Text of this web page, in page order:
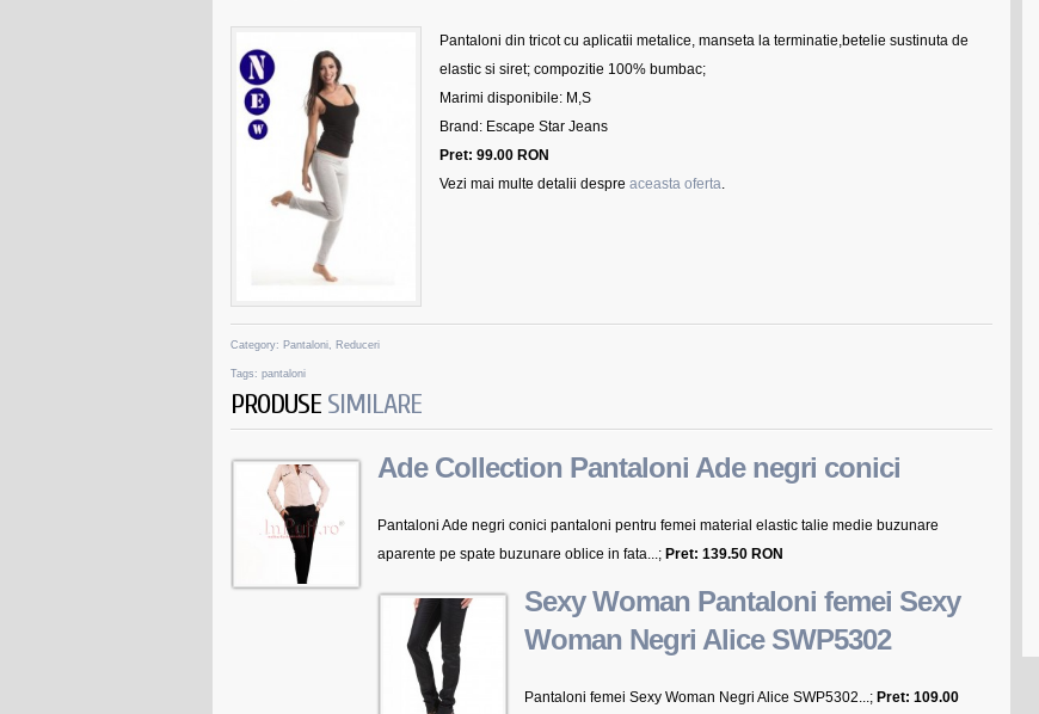
Pantaloni din tricot cu aplicatii metalice, manseta la terminatie,betelie sustinuta de
elastic si siret; compozitie 100% bumbac;
Marimi disponibile: M,S
Brand: Escape Star Jeans
Pret: 99.00 RON
Vezi mai multe detalii despre aceasta oferta.
Category: Pantaloni, Reduceri
Tags: pantaloni
PRODUSE SIMILARE
Ade Collection Pantaloni Ade negri conici
Pantaloni Ade negri conici pantaloni pentru femei material elastic talie medie buzunare
aparente pe spate buzunare oblice in fata...; Pret: 139.50 RON
Sexy Woman Pantaloni femei Sexy
Woman Negri Alice SWP5302
Pantaloni femei Sexy Woman Negri Alice SWP5302...; Pret: 109.00